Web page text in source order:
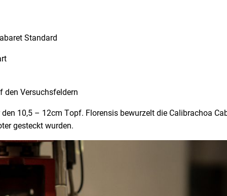
Standard
den Versuchsfeldern
den 10,5 – 12cm Topf. Florensis bewurzelt die Calibrachoa
gesteckt wurden.